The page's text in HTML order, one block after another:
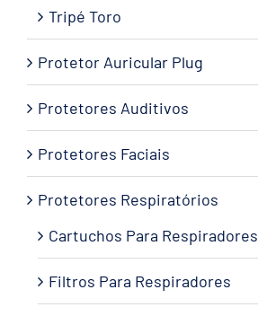
Tripé Toro
Protetor Auricular Plug
Protetores Auditivos
Protetores Faciais
Protetores Respiratórios
Cartuchos Para Respiradores
Filtros Para Respiradores